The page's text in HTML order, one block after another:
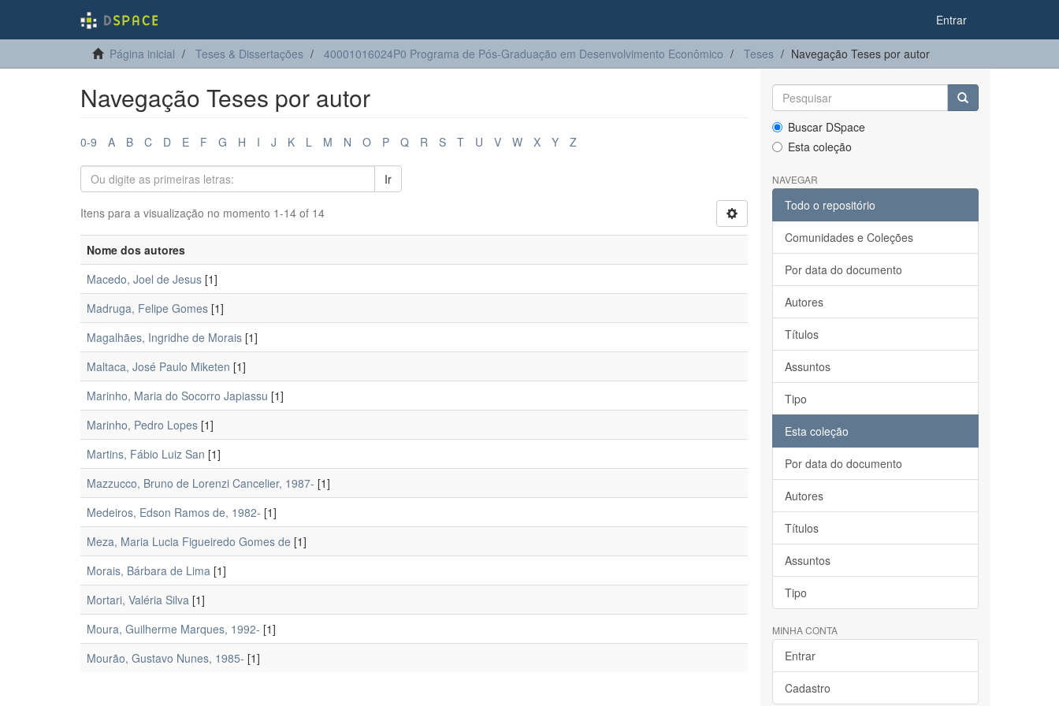
Entrar
Página inicial Teses & Dissertações 40001016024P0 Programa de Pós-Graduação em Desenvolvimento Econômico Teses Navegação Teses por autor
Navegação Teses por autor
0-9 A B C D E F G H I J K L M N O P Q R S T U V W X Y Z
Ir
Itens para a visualização no momento 1-14 of 14
Nome dos autores
Macedo, Joel de Jesus [1]
Madruga, Felipe Gomes [1]
Magalhães, Ingridhe de Morais [1]
Maltaca, José Paulo Miketen [1]
Marinho, Maria do Socorro Japiassu [1]
Marinho, Pedro Lopes [1]
Martins, Fábio Luiz San [1]
Mazzucco, Bruno de Lorenzi Cancelier, 1987- [1]
Medeiros, Edson Ramos de, 1982- [1]
Meza, Maria Lucia Figueiredo Gomes de [1]
Morais, Bárbara de Lima [1]
Mortari, Valéria Silva [1]
Moura, Guilherme Marques, 1992- [1]
Mourão, Gustavo Nunes, 1985- [1]
Buscar DSpace
Esta coleção
NAVEGAR
Todo o repositório
Comunidades e Coleções
Por data do documento
Autores
Títulos
Assuntos
Tipo
Esta coleção
Por data do documento
Autores
Títulos
Assuntos
Tipo
MINHA CONTA
Entrar
Cadastro